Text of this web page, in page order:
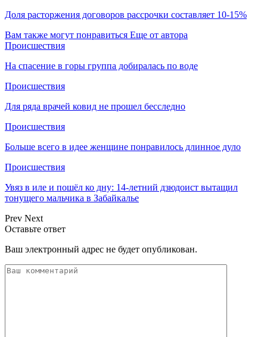
Доля расторжения договоров рассрочки составляет 10-15%
Вам также могут понравиться Еще от автора
Происшествия
На спасение в горы группа добиралась по воде
Происшествия
Для ряда врачей ковид не прошел бесследно
Происшествия
Больше всего в идее женщине понравилось длинное дуло
Происшествия
Увяз в иле и пошёл ко дну: 14-летний дзюдоист вытащил
тонущего мальчика в Забайкалье
Prev Next
Оставьте ответ
Ваш электронный адрес не будет опубликован.